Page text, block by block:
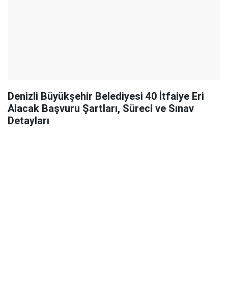
Denizli Büyükşehir Belediyesi 40 İtfaiye Eri
Alacak Başvuru Şartları, Süreci ve Sınav
Detayları